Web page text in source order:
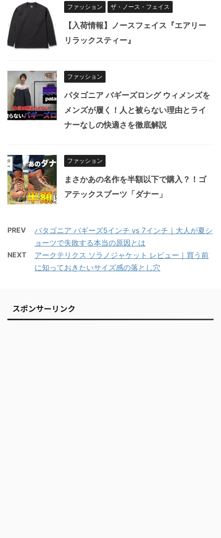
ファッション ザ・ノース・フェイス
【入荷情報】ノースフェイス『エアリー
リラックスティー』
ファッション
パタゴニア バギーズロング ウィメンズを
メンズが履く！人と被らない理由とライ
ナーなしの快適さを徹底解説
ファッション
まさかあの名作を半額以下で購入？！ゴ
アテックスブーツ「ダナー」
PREV
パタゴニア バギーズ5インチ vs 7インチ｜大人が夏シ
ョーツで失敗する本当の原因とは
NEXT
アークテリクス ソラノジャケット レビュー｜買う前
に知っておきたいサイズ感の落とし穴
スポンサーリンク